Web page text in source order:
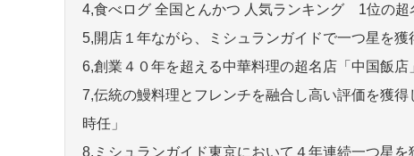
4,食べログ 全国とんかつ 人気ランキング 1位の超
5,開店１年ながら、ミシュランガイドで一つ星を獲
6,創業４０年を超える中華料理の超名店「中国飯店
7,伝統の鰻料理とフレンチを融合し高い評価を獲
時任」
8,ミシュランガイド東京において４年連続一つ星